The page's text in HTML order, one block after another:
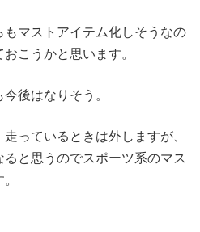
マストアイテム化しそうなの
こうかと思います。
後はなりそう。
っているときは外しますが、
と思うのでスポーツ系のマス